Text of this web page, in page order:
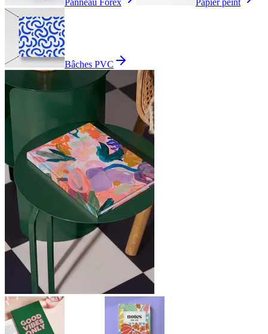
Panneau Forex Papier peint
Bâches PVC